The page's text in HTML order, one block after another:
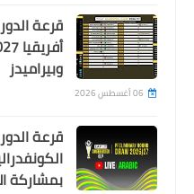
Egypt
موعد مشاهدة
يونايتد و القنوات
قرعة
وبيراميدز
06 أغسطس 2026
قرعة
بمشاركة